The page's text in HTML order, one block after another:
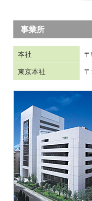
事業所
本社
東京本社